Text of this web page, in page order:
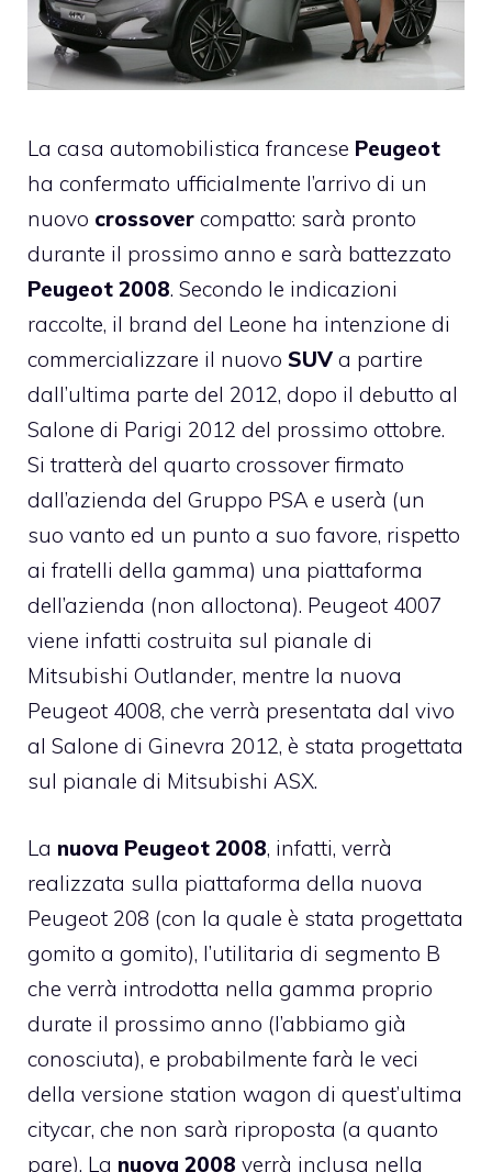
La casa automobilistica francese Peugeot
ha confermato ufficialmente l’arrivo di un
nuovo crossover compatto: sarà pronto
durante il prossimo anno e sarà battezzato
Peugeot 2008. Secondo le indicazioni
raccolte, il brand del Leone ha intenzione di
commercializzare il nuovo SUV a partire
dall’ultima parte del 2012, dopo il debutto al
Salone di Parigi 2012 del prossimo ottobre.
Si tratterà del quarto crossover firmato
dall’azienda del Gruppo PSA e userà (un
suo vanto ed un punto a suo favore, rispetto
ai fratelli della gamma) una piattaforma
dell’azienda (non alloctona). Peugeot 4007
viene infatti costruita sul pianale di
Mitsubishi Outlander, mentre la nuova
Peugeot 4008, che verrà presentata dal vivo
al Salone di Ginevra 2012, è stata progettata
sul pianale di Mitsubishi ASX.
La nuova Peugeot 2008, infatti, verrà
realizzata sulla piattaforma della nuova
Peugeot 208 (con la quale è stata progettata
gomito a gomito), l’utilitaria di segmento B
che verrà introdotta nella gamma proprio
durate il prossimo anno (l’abbiamo già
conosciuta), e probabilmente farà le veci
della versione station wagon di quest’ultima
citycar, che non sarà riproposta (a quanto
pare). La nuova 2008 verrà inclusa nella